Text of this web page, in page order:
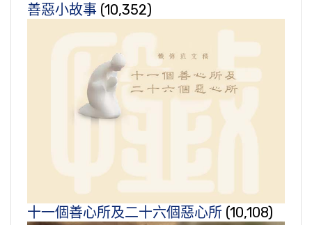
善惡小故事 (10,352)
十一個善心所及二十六個惡心所 (10,108)